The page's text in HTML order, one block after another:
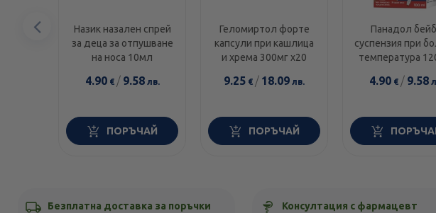
Назик назален спрей
за деца за отпушване
на носа 10мл
4.90€ / 9.58лв.
ПОРЪЧАЙ
Геломиртол форте
капсули при кашлица
и хрема 300мг х20
9.25 € / 18.09 лв.
ПОРЪЧАЙ
Панадол
суспензия при
температура
4.90€ / 9.58
Предишен
елемент
Безплатна доставка за поръчки
Консултация с фармацевт